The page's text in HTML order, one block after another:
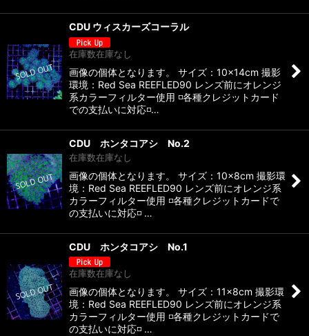
CDU ウィスカーズコーラル
在庫数在庫なし
画像の個体となります。 サイズ：10×14cm 撮影
環境：Red Sea REEFLED90 レンズ前にオレンジ
系カラーフィルター使用 ◽️各種クレジットカード
での支払いに対応◽️…
CDU ホンタコアシ No.2
在庫数在庫なし
画像の個体となります。 サイズ：10×8cm 撮影環
境：Red Sea REEFLED90 レンズ前にオレンジ系
カラーフィルター使用 ◽️各種クレジットカードで
の支払いに対応◽️ …
CDU ホンタコアシ No.1
在庫数在庫なし
画像の個体となります。 サイズ：11×8cm 撮影環
境：Red Sea REEFLED90 レンズ前にオレンジ系
カラーフィルター使用 ◽️各種クレジットカードで
の支払いに対応◽️ …